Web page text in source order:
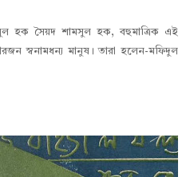
হক সৈয়দ শামসুল হক, বহুমাত্রিক এই
স্বনামধন্য মানুষ। তারা হলেন-মফিদুল